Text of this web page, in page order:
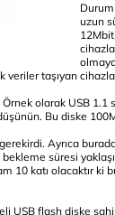
uzun
taşıyan
olarak USB 1.1
Bu diske
Ayrıca
süresi
10 katı olacaktır ki
USB flash diske